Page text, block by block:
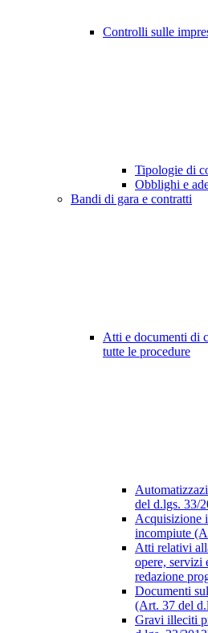
Controlli sulle
Tipologie di
Obblighi e
Bandi di gara e contratti
Atti e documenti di
tutte le procedure
del d.lgs. 33/
Acquisizione
incompiute
Atti relativi
opere, servizi
redazione
Documenti
(Art. 37 del
Gravi illeciti